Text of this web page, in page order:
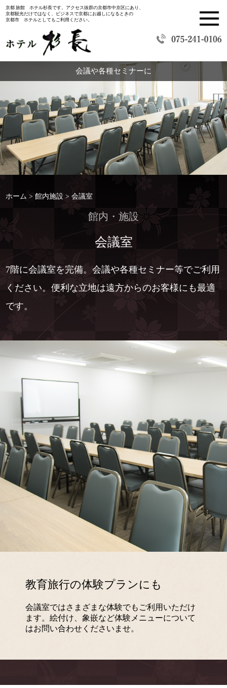
京都 旅館 ホテル杉長です。アクセス抜群の京都市中京区にあり、
京都観光だけではなく、ビジネスで京都にお越しになるときの
京都市 ホテルとしてもご利用ください。
会議や各種セミナーに
ホーム 館内施設 会議室
館内・施設
会議室
7階に会議室を完備。会議や各種セミナー等でご利用
ください。便利な立地は遠方からのお客様にも最適
です。
教育旅行の体験プランにも
会議室ではさまざまな体験でもご利用いただけ
ます。絵付け、象嵌など体験メニューについて
はお問い合わせくださいませ。